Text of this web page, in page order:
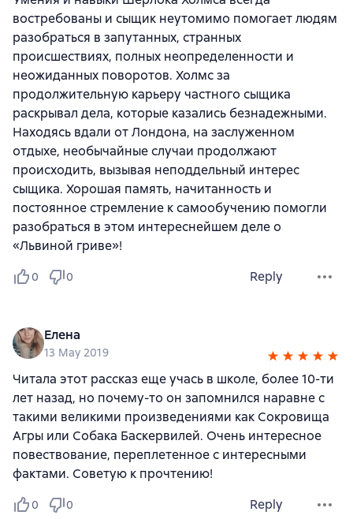
востребованы и сыщик неутомимо помогает людям
разобраться в запутанных, странных
происшествиях, полных неопределенности и
неожиданных поворотов. Холмс за
продолжительную карьеру частного сыщика
раскрывал дела, которые казались безнадежными.
Находясь вдали от Лондона, на заслуженном
отдыхе, необычайные случаи продолжают
происходить, вызывая неподдельный интерес
сыщика. Хорошая память, начитанность и
постоянное стремление к самообучению помогли
разобраться в этом интереснейшем деле о
«Львиной гриве»!
0 0 Reply
Елена
13 May 2019
Читала этот рассказ еще учась в школе, более 10-ти
лет назад, но почему-то он запомнился наравне с
такими великими произведениями как Сокровища
Агры или Собака Баскервилей. Очень интересное
повествование, переплетенное с интересными
фактами. Советую к прочтению!
0 0 Reply